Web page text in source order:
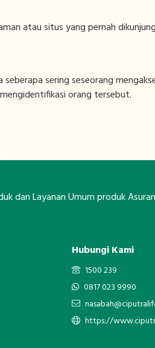
atau situs yang pernah
seberapa sering seseorang
orang tersebut.
dan Layanan Umum produk
Hubungi Kami
1500 239
0817 023 9990
https://